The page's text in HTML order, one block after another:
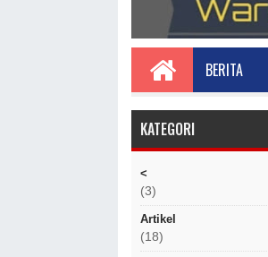
BERITA
KATEGORI
<
(3)
Artikel
(18)